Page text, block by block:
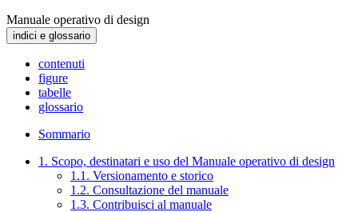
Manuale operativo di design
indici e glossario
contenuti
figure
tabelle
glossario
Sommario
1. Scopo, destinatari e uso del Manuale operativo di design
1.1. Versionamento e storico
1.2. Consultazione del manuale
1.3. Contribuisci al manuale